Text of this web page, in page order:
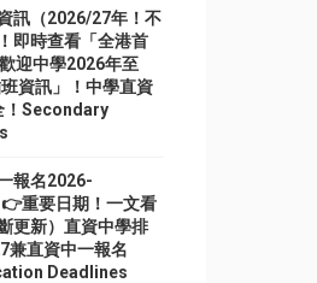
訊（2026/27年！不
即時查看「全港首
迎中學2026年至
資訊」！中學直資
！Secondary
報名2026-
重要日期！一文看
更新）直資中學排
兼直資中一報名
Deadlines